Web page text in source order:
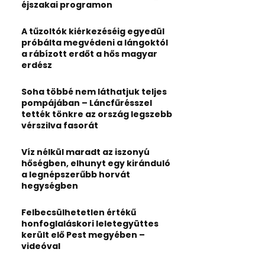
H
éjszakai programon
A tűzoltók kiérkezéséig egyedül
próbálta megvédeni a lángoktól
a rábízott erdőt a hős magyar
erdész
Soha többé nem láthatjuk teljes
pompájában – Láncfűrésszel
tették tönkre az ország legszebb
vérszilva fasorát
Víz nélkül maradt az iszonyú
hőségben, elhunyt egy kiránduló
a legnépszerűbb horvát
hegységben
Felbecsülhetetlen értékű
honfoglaláskori leletegyüttes
került elő Pest megyében –
videóval